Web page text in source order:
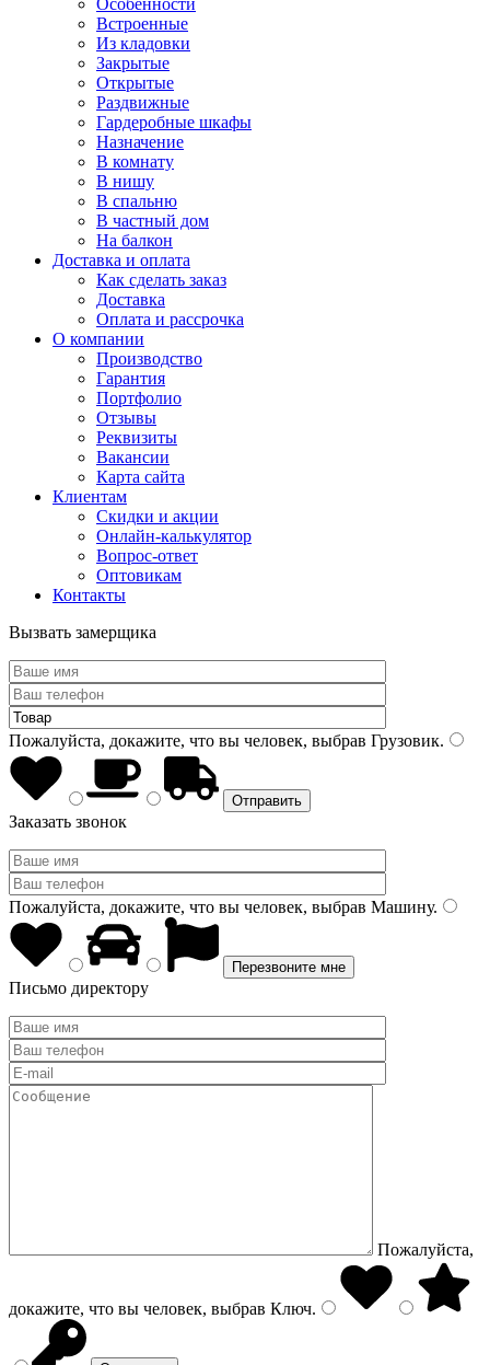
Особенности
Встроенные
Из кладовки
Закрытые
Открытые
Раздвижные
Гардеробные шкафы
Назначение
В комнату
В нишу
В спальню
В частный дом
На балкон
Доставка и оплата
Как сделать заказ
Доставка
Оплата и рассрочка
О компании
Производство
Гарантия
Портфолио
Отзывы
Реквизиты
Вакансии
Карта сайта
Клиентам
Скидки и акции
Онлайн-калькулятор
Вопрос-ответ
Оптовикам
Контакты
Вызвать замерщика
Пожалуйста, докажите, что вы человек, выбрав Грузовик.
Заказать звонок
Пожалуйста, докажите, что вы человек, выбрав Машину.
Письмо директору
Пожалуйста,
докажите, что вы человек, выбрав Ключ.